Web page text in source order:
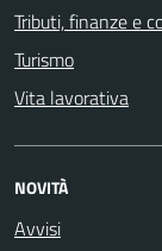
Tributi, finanze e
Turismo
Vita lavorativa
NOVITÀ
Avvisi